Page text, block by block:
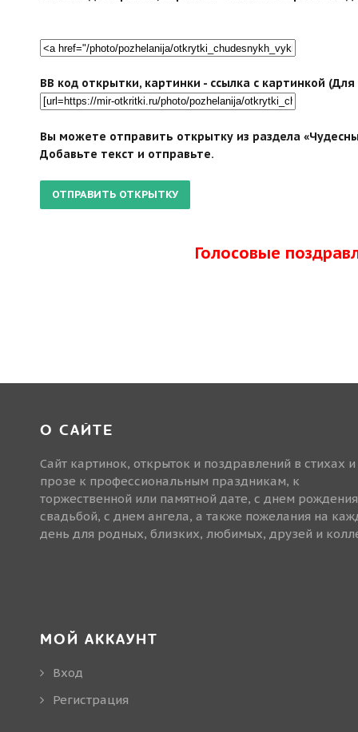
BB код открытки, картинки - ссылка с картинкой
Вы можете отправить открытку из раздела
Добавьте текст и отправьте.
Голосовые
О САЙТЕ
Сайт картинок, открыток и поздравлений в стихах и
прозе к профессиональным праздникам, к
торжественной или памятной дате, с днем
свадьбой, с днем ангела, а также пожелания на
день для родных, близких, любимых, друзей и
МОЙ АККАУНТ
Вход
Регистрация